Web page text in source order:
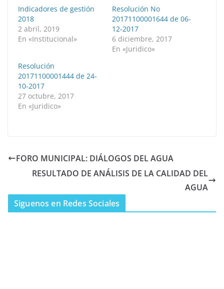
Indicadores de gestión
2018
2 abril, 2019
En «Institucional»
Resolución No
20171100001644 de 06-
12-2017
6 diciembre, 2017
En «Juridico»
Resolución
20171100001444 de 24-
10-2017
27 octubre, 2017
En «Juridico»
FORO MUNICIPAL: DIÁLOGOS DEL AGUA
RESULTADO DE ANÁLISIS DE LA CALIDAD DEL
AGUA
Siguenos en Redes Sociales